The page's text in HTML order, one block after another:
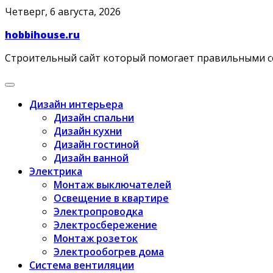
Skip
content
Четверг, 6 августа, 2026
hobbihouse.ru
Строительный сайт который помогает правильными
Дизайн интерьера
Дизайн спальни
Дизайн кухни
Дизайн гостиной
Дизайн ванной
Электрика
Монтаж выключателей
Освещение в квартире
Электропроводка
Электросбережение
Монтаж розеток
Электрообогрев дома
Система вентиляции